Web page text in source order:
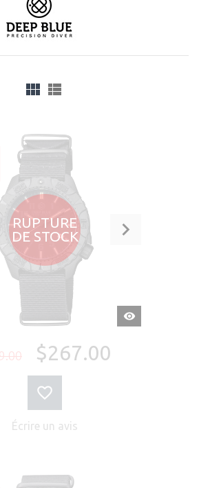
RUPTURE
DE STOCK
APERÇU
RAPIDE
$267.00
Écrire un avis